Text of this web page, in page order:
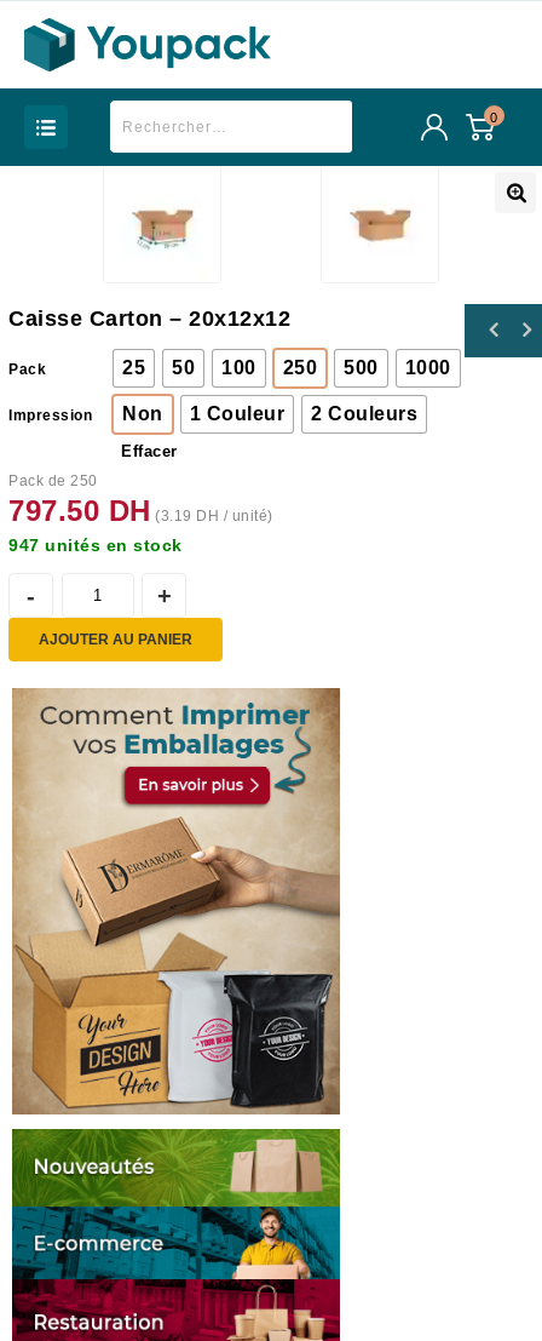
0
Caisse Carton – 20x12x12
Pack 25 50 100 250 500 1000
Impression Non 1 Couleur 2 Couleurs
Effacer
Pack de 250
797.50 DH (3.19 DH / unité)
947 unités en stock
AJOUTER AU PANIER